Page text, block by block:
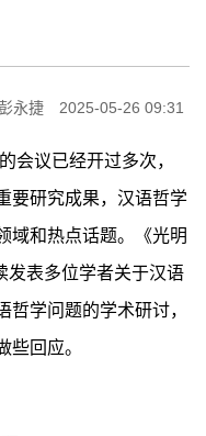
永捷 2025-05-26 09:31
议已经开过多次，
要研究成果，汉语哲学
域和热点话题。《光明
发表多位学者关于汉语
学问题的学术研讨，
些回应。